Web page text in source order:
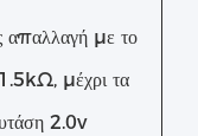
απαλλαγή με το
μέχρι τα
2.0v